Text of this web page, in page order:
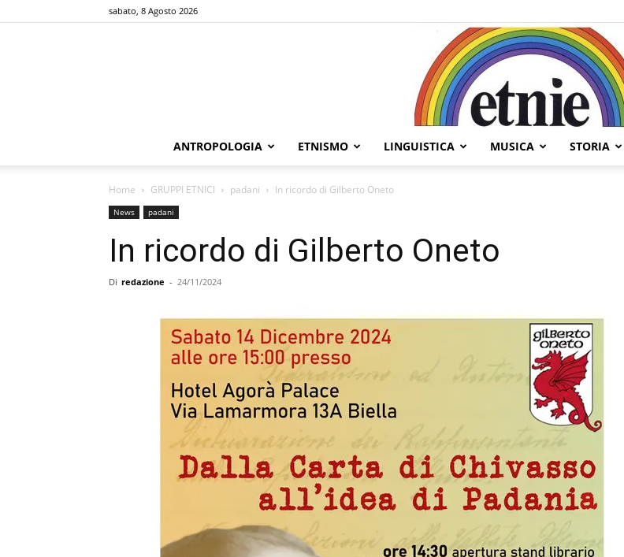
sabato, 8 Agosto 2026
ANTROPOLOGIA ETNISMO LINGUISTICA MUSICA STORIA
Home GRUPPI ETNICI padani In ricordo di Gilberto Oneto
News padani
In ricordo di Gilberto Oneto
Di redazione - 24/11/2024